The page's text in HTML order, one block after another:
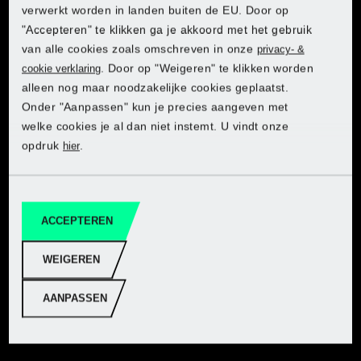
Ontdek PARKSIDE in de Lidl-
onlineshop
Naar webshop
Ontdek PARKSIDE in de Lidl-
onlineshop
Naar webshop
Ontdek PARKSIDE in de Lidl-
onlineshop
Naar webshop
Ontdek PARKSIDE in de Lidl-
onlineshop
Naar webshop
Ontdek PARKSIDE in de Lidl-
onlineshop
Naar webshop
PARKSIDE® Kruislijnlaser of laser afstandsmeter
verwerkt worden in landen buiten de EU. Door op
"Accepteren" te klikken ga je akkoord met het gebruik
van alle cookies zoals omschreven in onze privacy- &
cookie verklaring . Door op "Weigeren" te klikken worden
alleen nog maar noodzakelijke cookies geplaatst.
Onder "Aanpassen" kun je precies aangeven met
welke cookies je al dan niet instemt. U vindt onze
opdruk hier.
WEIGEREN
ACCEPTEREN
AANPASSEN